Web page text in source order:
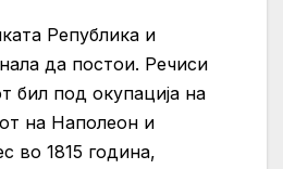
Република и
да постои. Речиси
бил под окупација на
на Наполеон и
во 1815 година,